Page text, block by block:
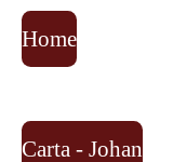
Home
Carta - Johan